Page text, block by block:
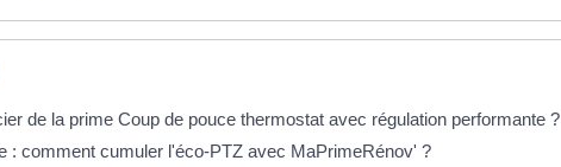
de la prime Coup de pouce thermostat avec régulation performante ?
: comment cumuler l'éco-PTZ avec MaPrimeRénov' ?